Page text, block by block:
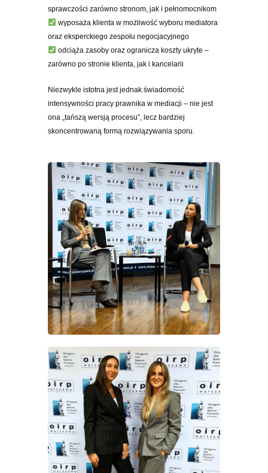
sprawczości zarówno stronom, jak i pełnomocnikom
wyposaża klienta w możliwość wyboru mediatora
oraz eksperckiego zespołu negocjacyjnego
odciąża zasoby oraz ogranicza koszty ukryte –
zarówno po stronie klienta, jak i kancelarii
Niezwykle istotna jest jednak świadomość
intensywności pracy prawnika w mediacji – nie jest
ona „tańszą wersją procesu”, lecz bardziej
skoncentrowaną formą rozwiązywania sporu.